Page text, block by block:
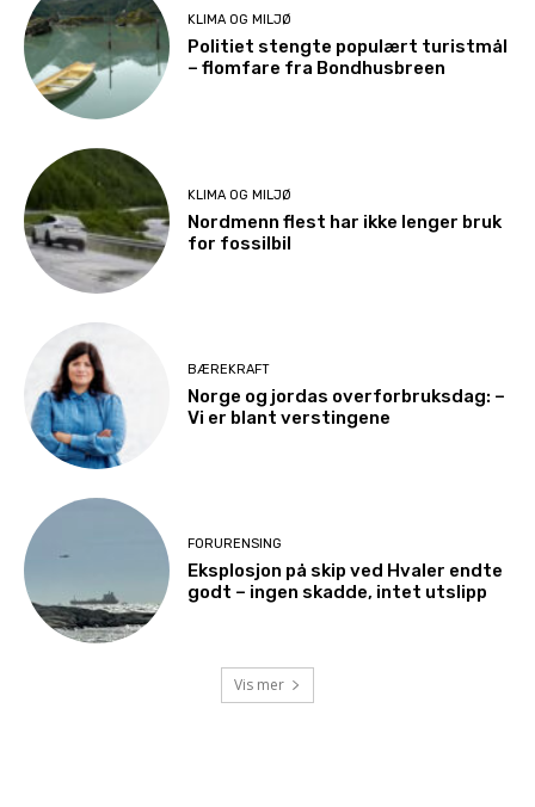
KLIMA OG MILJØ
Politiet stengte populært turistmål
– flomfare fra Bondhusbreen
KLIMA OG MILJØ
Nordmenn flest har ikke lenger bruk
for fossilbil
BÆREKRAFT
Norge og jordas overforbruksdag: –
Vi er blant verstingene
FORURENSING
Eksplosjon på skip ved Hvaler endte
godt – ingen skadde, intet utslipp
Vis mer